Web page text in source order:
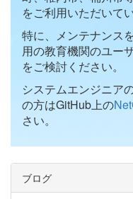
をご利用いただいてい
特に、メンテナンス
用の教育機関のユー
をご検討ください。
システムエンジニア
の方はGitHub上の
さい。
ブログ